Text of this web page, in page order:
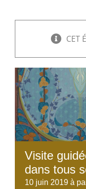
CET
Visite
dans tous
10 juin 2019 à